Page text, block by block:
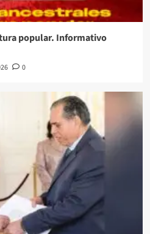
popular. Informativo
0